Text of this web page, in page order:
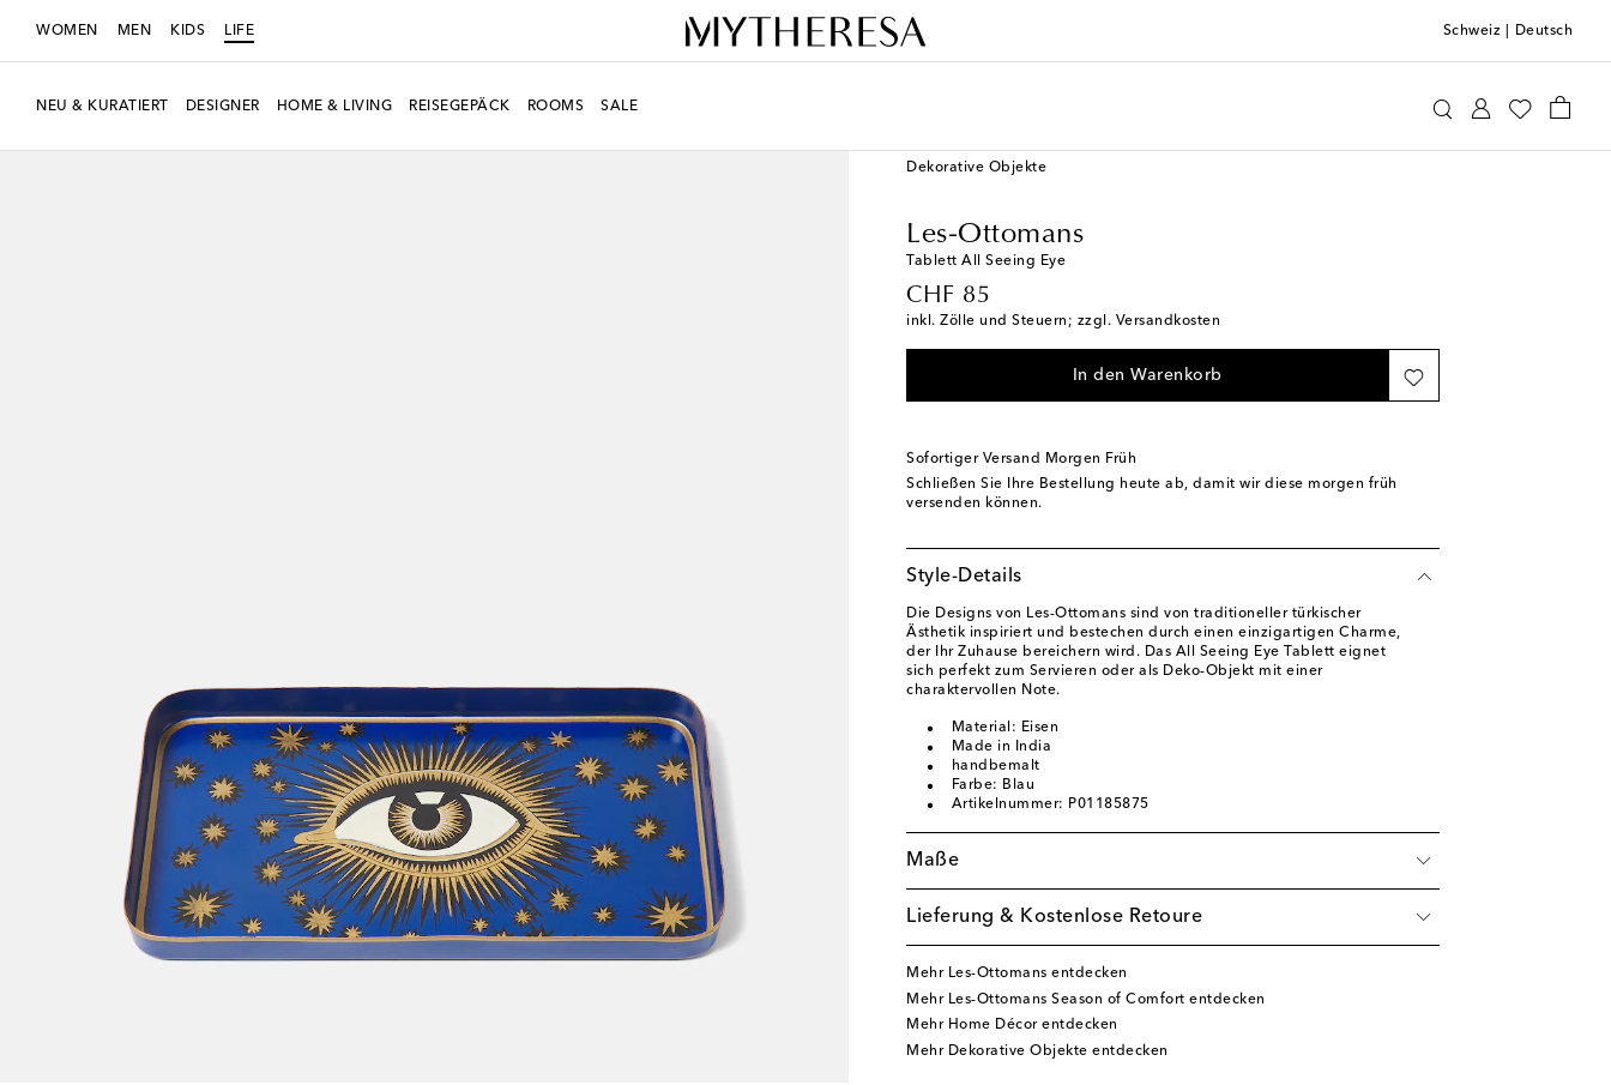
WOMEN MEN KIDS LIFE Schweiz Deutsch
NEU & KURATIERT DESIGNER HOME & LIVING REISEGEPÄCK ROOMS SALE
Dekorative Objekte
Les-Ottomans
Tablett All Seeing Eye
CHF 85
original price
inkl. Zölle und Steuern; zzgl. Versandkosten
In den Warenkorb
Sofortiger Versand Morgen Früh
Schließen Sie Ihre Bestellung heute ab, damit wir diese morgen früh
versenden können.
Style-Details
Die Designs von Les-Ottomans sind von traditioneller türkischer
Ästhetik inspiriert und bestechen durch einen einzigartigen Charme,
der Ihr Zuhause bereichern wird. Das All Seeing Eye Tablett eignet
sich perfekt zum Servieren oder als Deko-Objekt mit einer
charaktervollen Note.
Material: Eisen
Made in India
handbemalt
Farbe: Blau
Artikelnummer: P01185875
Maße
Lieferung & Kostenlose Retoure
Mehr Les-Ottomans entdecken
Mehr Les-Ottomans Season of Comfort entdecken
Mehr Home Décor entdecken
Mehr Dekorative Objekte entdecken